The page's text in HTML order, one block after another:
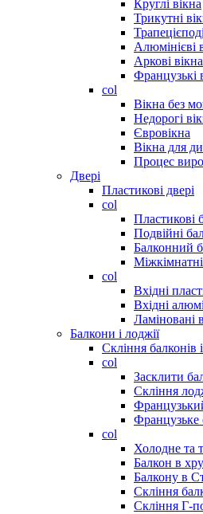
Круглі вікна
Трикутні
Алюмінієві
Аркові вікна
Французькі
col
Вікна без
Недорогі
Євровікна
Вікна для
Процес
Двері
Пластикові двері
col
Пластикові
Подвійні
Балконний
col
Вхідні
Вхідні
Ламіновані
Балкони і лоджії
Скління балконів
col
Засклити
Скління
Французьке
col
Холодне та
Балкон в
Балкону в
Скління
Скління Г-